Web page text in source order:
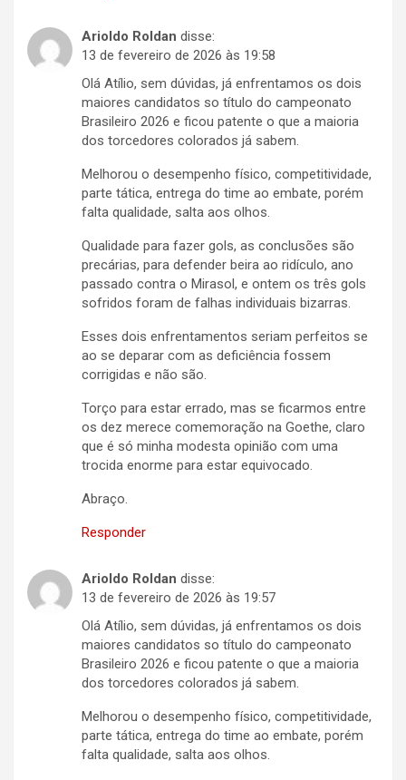
Arioldo Roldan disse:
13 de fevereiro de 2026 às 19:58
Olá Atílio, sem dúvidas, já enfrentamos os dois
maiores candidatos so título do campeonato
Brasileiro 2026 e ficou patente o que a maioria
dos torcedores colorados já sabem.
Melhorou o desempenho físico, competitividade,
parte tática, entrega do time ao embate, porém
falta qualidade, salta aos olhos.
Qualidade para fazer gols, as conclusões são
precárias, para defender beira ao ridículo, ano
passado contra o Mirasol, e ontem os três gols
sofridos foram de falhas individuais bizarras.
Esses dois enfrentamentos seriam perfeitos se
ao se deparar com as deficiência fossem
corrigidas e não são.
Torço para estar errado, mas se ficarmos entre
os dez merece comemoração na Goethe, claro
que é só minha modesta opinião com uma
trocida enorme para estar equivocado.
Abraço.
Responder
Arioldo Roldan disse:
13 de fevereiro de 2026 às 19:57
Olá Atílio, sem dúvidas, já enfrentamos os dois
maiores candidatos so título do campeonato
Brasileiro 2026 e ficou patente o que a maioria
dos torcedores colorados já sabem.
Melhorou o desempenho físico, competitividade,
parte tática, entrega do time ao embate, porém
falta qualidade, salta aos olhos.